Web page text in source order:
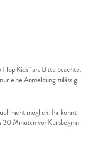
Kids“ an. Bitte beachte,
eine Anmeldung zulässig
nicht möglich. Ihr könnt
30 Minuten vor Kursbeginn